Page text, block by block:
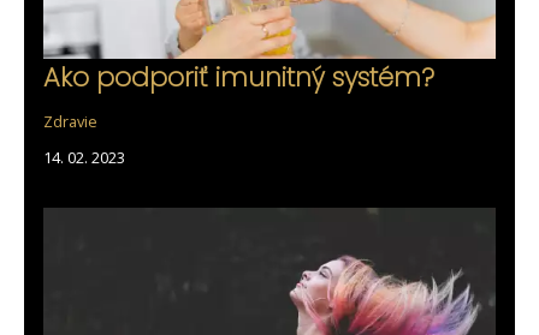
Ako podporiť imunitný systém?
Zdravie
14. 02. 2023